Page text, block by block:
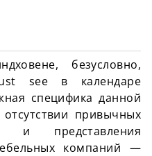
безусловно,
see в календаре
специфика данной
привычных
и представления
компаний —